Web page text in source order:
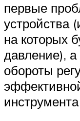
первые
устройства
на которых
давление), а
обороты